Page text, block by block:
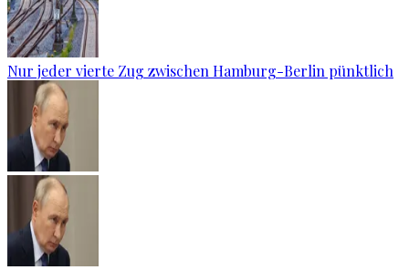
Nur jeder vierte Zug zwischen Hamburg-Berlin pünktlich